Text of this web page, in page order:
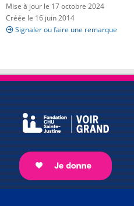
Mise à jour le 17 octobre 2024
Créée le 16 juin 2014
Signaler ou faire une remarque